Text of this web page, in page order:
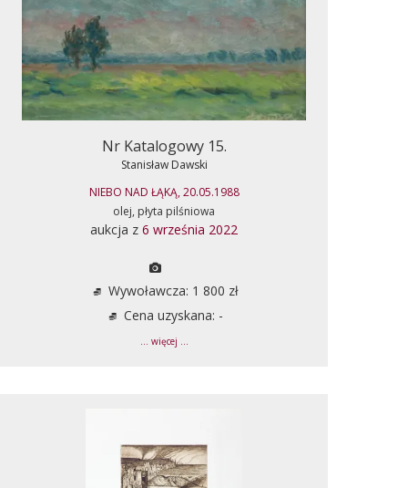
Nr Katalogowy 15.
Stanisław Dawski
NIEBO NAD ŁĄKĄ, 20.05.1988
olej, płyta pilśniowa
aukcja z 6 września 2022
Wywoławcza: 1 800 zł
Cena uzyskana: -
... więcej ...